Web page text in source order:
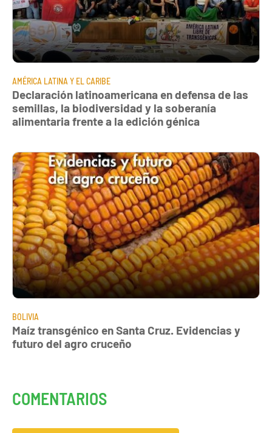
AMÉRICA LATINA Y EL CARIBE
Declaración latinoamericana en defensa de las
semillas, la biodiversidad y la soberanía
alimentaria frente a la edición génica
BOLIVIA
Maíz transgénico en Santa Cruz. Evidencias y
futuro del agro cruceño
COMENTARIOS